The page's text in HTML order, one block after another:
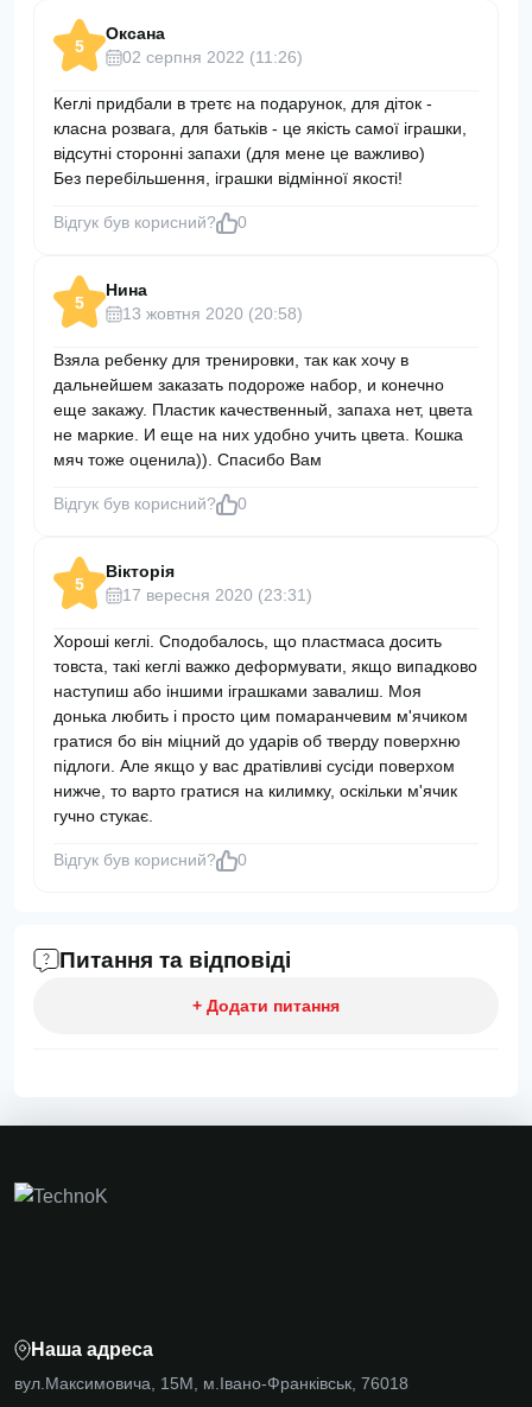
5
Оксана
02 серпня 2022 (11:26)
Кеглі придбали в третє на подарунок, для діток -
класна розвага, для батьків - це якість самої іграшки,
відсутні сторонні запахи (для мене це важливо)
Без перебільшення, іграшки відмінної якості!
Відгук був корисний? 0
5
Нина
13 жовтня 2020 (20:58)
Взяла ребенку для тренировки, так как хочу в
дальнейшем заказать подороже набор, и конечно
еще закажу. Пластик качественный, запаха нет, цвета
не маркие. И еще на них удобно учить цвета. Кошка
мяч тоже оценила)). Спасибо Вам
Відгук був корисний? 0
5
Вікторія
17 вересня 2020 (23:31)
Хороші кеглі. Сподобалось, що пластмаса досить
товста, такі кеглі важко деформувати, якщо випадково
наступиш або іншими іграшками завалиш. Моя
донька любить і просто цим помаранчевим м'ячиком
гратися бо він міцний до ударів об тверду поверхню
підлоги. Але якщо у вас дратівливі сусіди поверхом
нижче, то варто гратися на килимку, оскільки м'ячик
гучно стукає.
Відгук був корисний? 0
Питання та відповіді
+ Додати питання
Наша адреса
вул.Максимовича, 15М, м.Івано-Франківськ, 76018